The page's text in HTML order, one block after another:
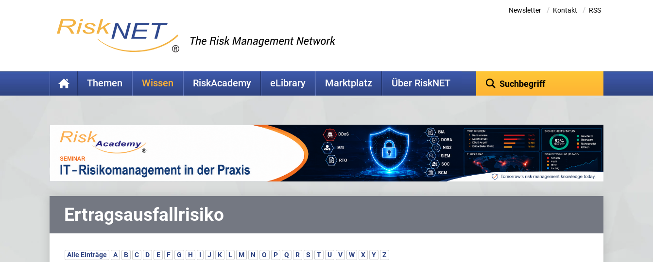
Newsletter / Kontakt / RSS
Themen Wissen RiskAcademy eLibrary Marktplatz Über RiskNET
Ertragsausfallrisiko
Alle Einträge A B C D E F G H I J K L M N O P Q R S T U V W X Y Z